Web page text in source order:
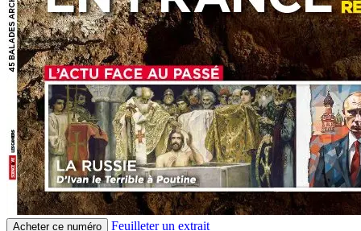
Acheter ce numéro Feuilleter un extrait